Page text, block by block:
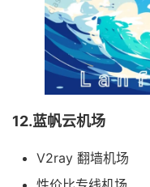
12.蓝帆云机场
V2ray 翻墙机场